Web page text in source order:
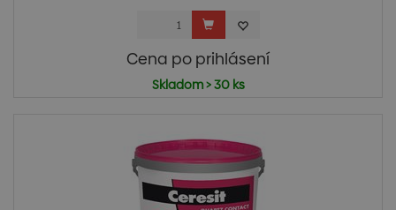
Cena po prihlásení
Skladom > 30 ks